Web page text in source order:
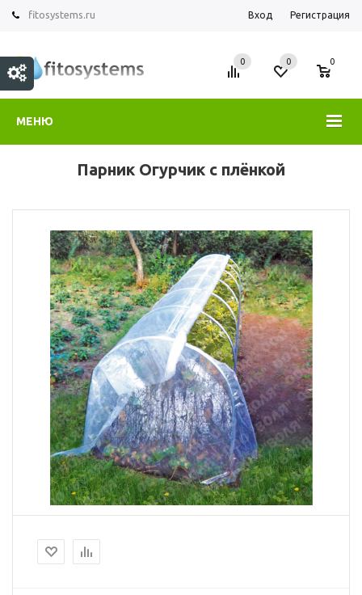
fitosystems.ru Вход Регистрация
МЕНЮ
0 0
0
Парник Огурчик с плёнкой